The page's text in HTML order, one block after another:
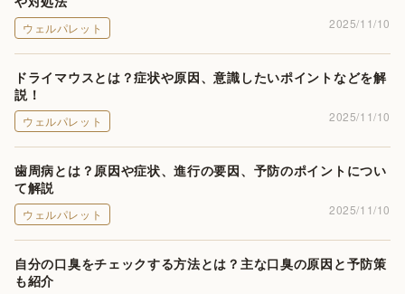
ウェルパレット 2025/11/10
ドライマウスとは？症状や原因、意識したいポイントなどを解
説！
ウェルパレット 2025/11/10
歯周病とは？原因や症状、進行の要因、予防のポイントについ
て解説
ウェルパレット 2025/11/10
自分の口臭をチェックする方法とは？主な口臭の原因と予防策
も紹介